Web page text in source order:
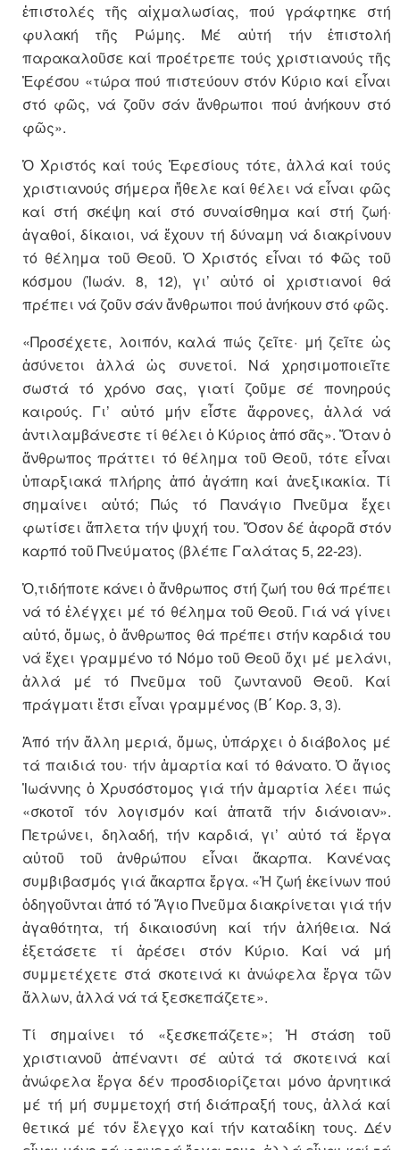
ἐπιστολές τῆς αἰχμαλωσίας, πού γράφτηκε στή
φυλακή τῆς Ρώμης. Μέ αὐτή τήν ἐπιστολή
παρακαλοῦσε καί προέτρεπε τούς χριστιανούς τῆς
Ἐφέσου «τώρα πού πιστεύουν στόν Κύριο καί εἶναι
στό φῶς, νά ζοῦν σάν ἄνθρωποι πού ἀνήκουν στό
φῶς».
Ὁ Χριστός καί τούς Ἐφεσίους τότε, ἀλλά καί τούς
χριστιανούς σήμερα ἤθελε καί θέλει νά εἶναι φῶς
καί στή σκέψη καί στό συναίσθημα καί στή ζωή·
ἀγαθοί, δίκαιοι, νά ἔχουν τή δύναμη νά διακρίνουν
τό θέλημα τοῦ Θεοῦ. Ὁ Χριστός εἶναι τό Φῶς τοῦ
κόσμου (Ἰωάν. 8, 12), γι’ αὐτό οἱ χριστιανοί θά
πρέπει νά ζοῦν σάν ἄνθρωποι πού ἀνήκουν στό φῶς.
«Προσέχετε, λοιπόν, καλά πώς ζεῖτε· μή ζεῖτε ὡς
ἀσύνετοι ἀλλά ὡς συνετοί. Νά χρησιμοποιεῖτε
σωστά τό χρόνο σας, γιατί ζοῦμε σέ πονηρούς
καιρούς. Γι’ αὐτό μήν εἶστε ἄφρονες, ἀλλά νά
ἀντιλαμβάνεστε τί θέλει ὁ Κύριος ἀπό σᾶς». Ὅταν ὁ
ἄνθρωπος πράττει τό θέλημα τοῦ Θεοῦ, τότε εἶναι
ὑπαρξιακά πλήρης ἀπό ἀγάπη καί ἀνεξικακία. Τί
σημαίνει αὐτό; Πώς τό Πανάγιο Πνεῦμα ἔχει
φωτίσει ἄπλετα τήν ψυχή του. Ὅσον δέ ἀφορᾶ στόν
καρπό τοῦ Πνεύματος (βλέπε Γαλάτας 5, 22-23).
Ὁ,τιδήποτε κάνει ὁ ἄνθρωπος στή ζωή του θά πρέπει
νά τό ἐλέγχει μέ τό θέλημα τοῦ Θεοῦ. Γιά νά γίνει
αὐτό, ὅμως, ὁ ἄνθρωπος θά πρέπει στήν καρδιά του
νά ἔχει γραμμένο τό Νόμο τοῦ Θεοῦ ὄχι μέ μελάνι,
ἀλλά μέ τό Πνεῦμα τοῦ ζωντανοῦ Θεοῦ. Καί
πράγματι ἔτσι εἶναι γραμμένος (Β΄ Κορ. 3, 3).
Ἀπό τήν ἄλλη μεριά, ὅμως, ὑπάρχει ὁ διάβολος μέ
τά παιδιά του· τήν ἁμαρτία καί τό θάνατο. Ὁ ἅγιος
Ἰωάννης ὁ Χρυσόστομος γιά τήν ἁμαρτία λέει πώς
«σκοτοῖ τόν λογισμόν καί ἀπατᾶ τήν διάνοιαν».
Πετρώνει, δηλαδή, τήν καρδιά, γι’ αὐτό τά ἔργα
αὐτοῦ τοῦ ἀνθρώπου εἶναι ἄκαρπα. Κανένας
συμβιβασμός γιά ἄκαρπα ἔργα. «Ἡ ζωή ἐκείνων πού
ὁδηγοῦνται ἀπό τό Ἅγιο Πνεῦμα διακρίνεται γιά τήν
ἀγαθότητα, τή δικαιοσύνη καί τήν ἀλήθεια. Νά
ἐξετάσετε τί ἀρέσει στόν Κύριο. Καί νά μή
συμμετέχετε στά σκοτεινά κι ἀνώφελα ἔργα τῶν
ἄλλων, ἀλλά νά τά ξεσκεπάζετε».
Τί σημαίνει τό «ξεσκεπάζετε»; Ἡ στάση τοῦ
χριστιανοῦ ἀπέναντι σέ αὐτά τά σκοτεινά καί
ἀνώφελα ἔργα δέν προσδιορίζεται μόνο ἀρνητικά
μέ τή μή συμμετοχή στή διάπραξή τους, ἀλλά καί
θετικά μέ τόν ἔλεγχο καί τήν καταδίκη τους. Δέν